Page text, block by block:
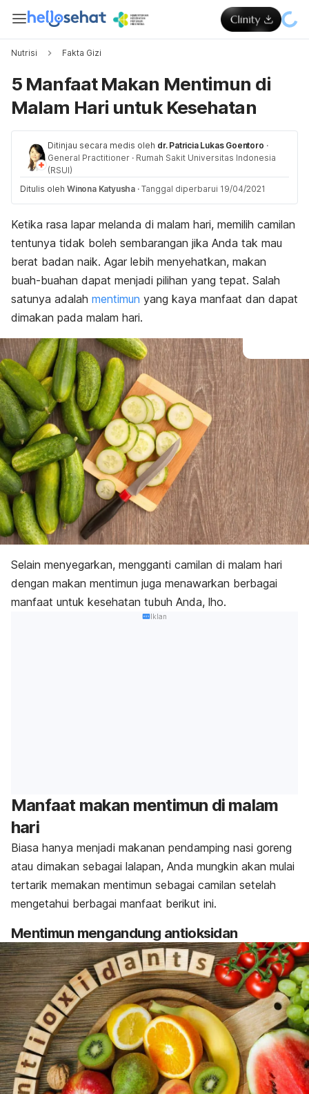
Nutrisi Fakta Gizi
5 Manfaat Makan Mentimun di
Malam Hari untuk Kesehatan
Ditinjau secara medis oleh dr. Patricia Lukas Goentoro ·
General Practitioner · Rumah Sakit Universitas Indonesia
(RSUI)
Ditulis oleh Winona Katyusha · Tanggal diperbarui 19/04/2021
Ketika rasa lapar melanda di malam hari, memilih camilan
tentunya tidak boleh sembarangan jika Anda tak mau
berat badan naik. Agar lebih menyehatkan, makan
buah-buahan dapat menjadi pilihan yang tepat. Salah
satunya adalah mentimun yang kaya manfaat dan dapat
dimakan pada malam hari.
Selain menyegarkan, mengganti camilan di malam hari
dengan makan mentimun juga menawarkan berbagai
manfaat untuk kesehatan tubuh Anda, lho.
Iklan
Manfaat makan mentimun di malam
hari
Biasa hanya menjadi makanan pendamping nasi goreng
atau dimakan sebagai lalapan, Anda mungkin akan mulai
tertarik memakan mentimun sebagai camilan setelah
mengetahui berbagai manfaat berikut ini.
Mentimun mengandung antioksidan